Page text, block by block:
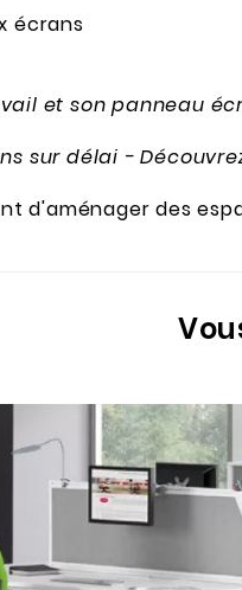
écrans
et son panneau
sur délai -
d'aménager des